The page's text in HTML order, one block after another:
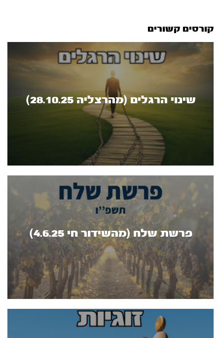
קורסים קשורים
שינוי הרגלים (מהרצליה 28.10.25)
פרשת שלח (מהשידור חי 4.6.25)